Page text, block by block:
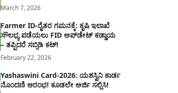
March 7, 2026
Farmer ID-ರೈತರ ಗಮನಕ್ಕೆ: ಕೃಷಿ ಇಲಾಖೆ
ಸೌಲಭ್ಯ ಪಡೆಯಲು FID ಅಪ್‌ಡೇಟ್ ಕಡ್ಡಾಯ
– ತಪ್ಪಿದರೆ ಸಬ್ಸಿಡಿ ಕಟ್!
February 22, 2026
Yashaswini Card-2026: ಯಶಸ್ವಿನಿ ಕಾರ್ಡ
ನೊಂದಣಿ ಆರಂಭ! ಕೂಡಲೇ ಅರ್ಜಿ ಸಲ್ಲಿಸಿ!